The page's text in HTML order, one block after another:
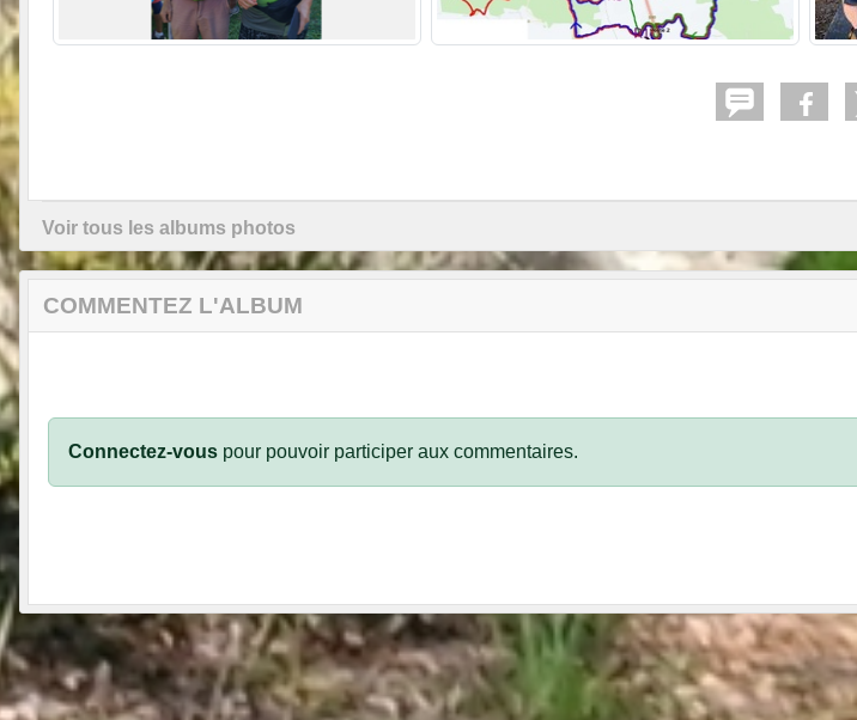
Voir tous les albums photos
COMMENTEZ L'ALBUM
Connectez-vous pour pouvoir participer aux commentaires.